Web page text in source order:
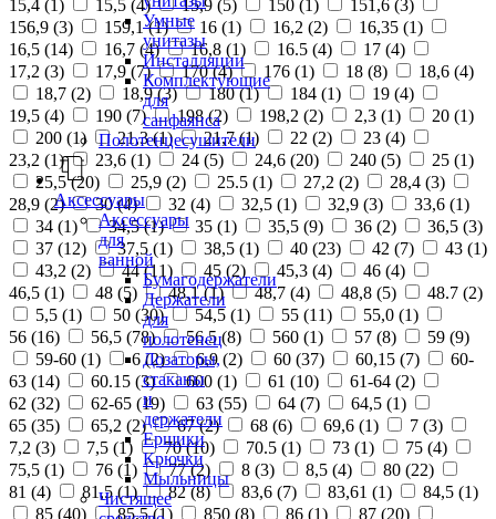
Умные
унитазы
Инсталляции
Комплектующие
для
санфаянса
Полотенцесушители
Аксессуары
Аксессуары
для
ванной
Бумагодержатели
Держатели
для
полотенец
Дозаторы,
стаканы
и
держатели
Ершики
Крючки
Мыльницы
Чистящее
15,4 (1 ) 15,5 (4) 15,9 (5) 150 (1 ) 151,6 (3)
156,9 (3) 159,1 (1) 16 (1) 16,2 (2) 16,35 (1)
16,5 (14) 16,7 (4) 16,8 (1) 16.5 (4) 17 (4)
17,2 (3) 17,9 (7) 170 (4) 176 (1) 18 (8) 18,6 (4)
18,7 (2) 18,9 (3) 180 (1) 184 (1) 19 (4)
19,5 (4) 190 (7) 198 (2) 198,2 (2) 2,3 (1) 20 (1)
200 (1) 21,3 (1) 21,7 (1) 22 (2) 23 (4)
23,2 (1) 23,6 (1) 24 (5) 24,6 (20) 240 (5) 25 (1)
25,5 (20) 25,9 (2) 25.5 (1) 27,2 (2) 28,4 (3)
28,9 (2) 30 (4) 32 (4) 32,5 (1) 32,9 (3) 33,6 (1)
34 (1) 34,5 (1) 35 (1) 35,5 (9) 36 (2) 36,5 (3)
37 (12) 37,5 (1) 38,5 (1) 40 (23) 42 (7) 43 (1)
43,2 (2) 44 (11) 45 (2) 45,3 (4) 46 (4)
46,5 (1) 48 (5) 48,1 (1) 48,7 (4) 48,8 (5) 48.7 (2)
5,5 (1) 50 (30) 54,5 (1) 55 (11) 55,0 (1)
56 (16) 56,5 (78) 56.5 (8) 560 (1) 57 (8) 59 (9)
59-60 (1) 6 (2) 6,9 (2) 60 (37) 60,15 (7)
60-
63 (14) 60.15 (3) 600 (1) 61 (10) 61-64 (2)
62 (32) 62-65 (19) 63 (55) 64 (7) 64,5 (1)
65 (35) 65,2 (2) 67 (2) 68 (6) 69,6 (1) 7 (3)
7,2 (3) 7,5 (1) 70 (10) 70.5 (1) 73 (1) 75 (4)
75,5 (1) 76 (1) 77 (2) 8 (3) 8,5 (4) 80 (22)
81 (4) 81,5 (1) 82 (8) 83,6 (7) 83,61 (1) 84,5 (1)
85 (40) 85,5 (1) 850 (8) 86 (1) 87 (20)